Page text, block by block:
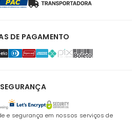
DE PAGAMENTO
SEGURANÇA
e segurança em nossos serviços de